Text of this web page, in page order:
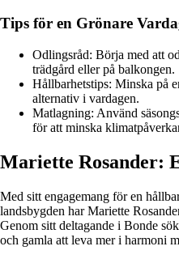
Tips för en Grönare
Odlingsråd: Börja med att
trädgård eller på balkongen.
Hållbarhetstips: Minska på
alternativ i vardagen.
Matlagning: Använd
för att minska
Mariette Rosander:
Med sitt engagemang för en
landsbygden har Mariette
Genom sitt deltagande i Bonde
och gamla att leva mer i harmoni